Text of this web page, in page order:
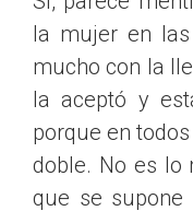
la mujer en las
mucho con la
la aceptó y
porque en
doble. No es lo
que se supone